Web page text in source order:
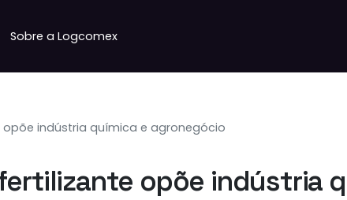
Sobre a Logcomex
indústria química e agronegócio
opõe indústria